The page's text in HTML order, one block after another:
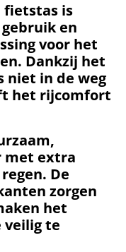
fietstas is
en
voor het
Dankzij het
niet in de weg
het rijcomfort
met extra
De
zorgen
het
veilig te